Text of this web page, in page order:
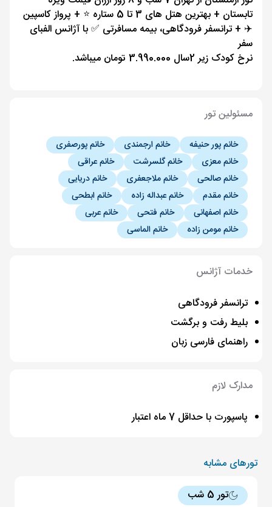
تابستان + بهترین هتل های 3 تا 5 ستاره ⭐️ + پرواز کاسپین
✈️ + ترانسفر فرودگاهی، بیمه مسافرتی ✅ با آژانس الفبای
سفر
نرخ کودک زیر 2سال 3.990.000 تومان میباشد.
مسئولین تور
خانم پور حنیفه خانم ارجمندی
خانم پورصفری
خانم معزی
خانم گلسرشت
خانم عراقی
خانم صالحی
خانم ملاجعفری
خانم دریایی
خانم مقدم
خانم عبداله زاده
خانم ابطحی
خانم اصفهانی
خانم فتحی
خانم عربی
خانم مومن زاده
خانم الماسی
خدمات آژانس
ترانسفر فرودگاهی
بلیط رفت و برگشت
راهنمای فارسی زبان
مدارک لازم
پاسپورت با حداقل 7 ماه اعتبار
تورهای مشابه
تور 5 شب